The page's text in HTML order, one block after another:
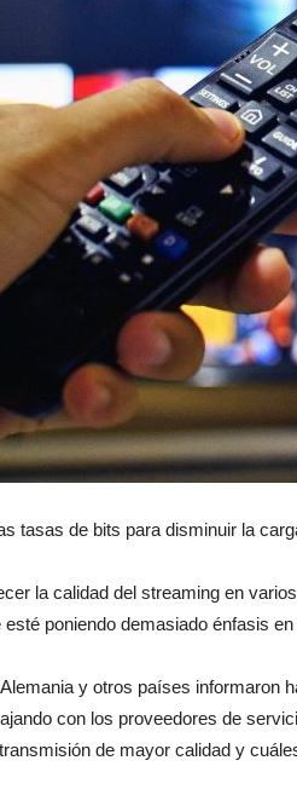
tasas de bits para disminuir la
la calidad del streaming en
poniendo demasiado énfasis
y otros países informaron
con los proveedores de
de mayor calidad y